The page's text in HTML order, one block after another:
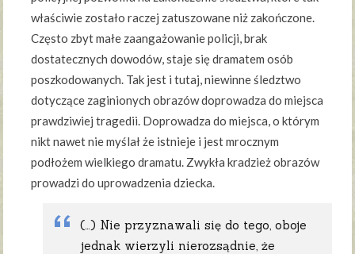
właściwie zostało raczej zatuszowane niż zakończone.
Często zbyt małe zaangażowanie policji, brak
dostatecznych dowodów, staje się dramatem osób
poszkodowanych. Tak jest i tutaj, niewinne śledztwo
dotyczące zaginionych obrazów doprowadza do miejsca
prawdziwiej tragedii. Doprowadza do miejsca, o którym
nikt nawet nie myślał że istnieje i jest mrocznym
podłożem wielkiego dramatu. Zwykła kradzież obrazów
prowadzi do uprowadzenia dziecka.
(…) Nie przyznawali się do tego, oboje
jednak wierzyli nierozsądnie, że